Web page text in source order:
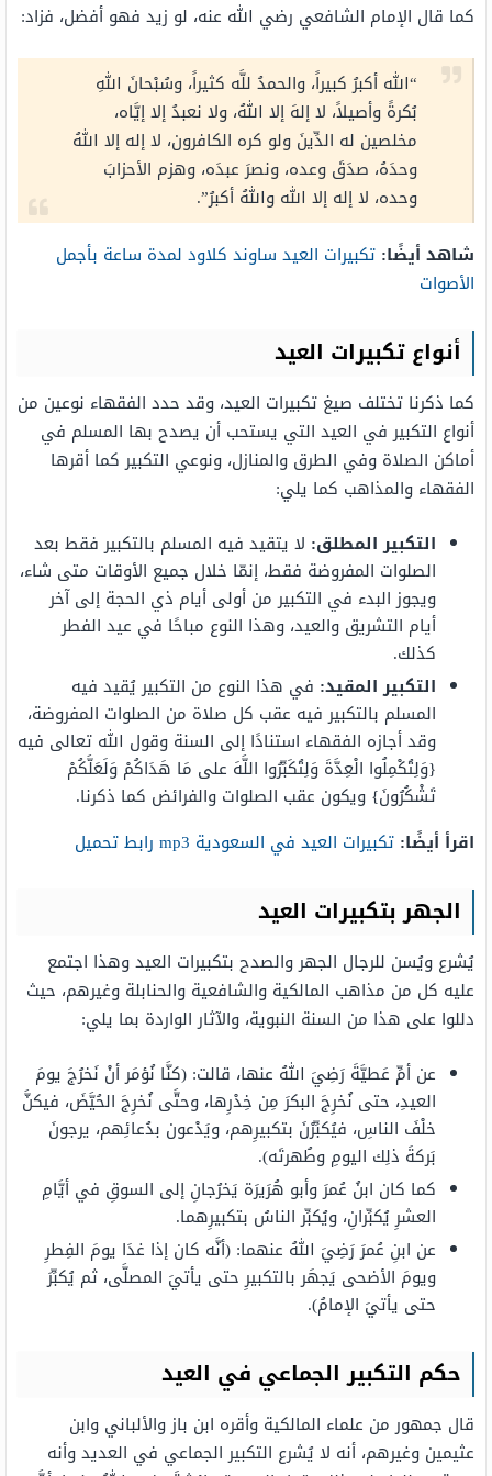
كما قال الإمام الشافعي رضي الله عنه، لو زيد فهو أفضل، فزاد:
“الله أكبرُ كبيراً، والحمدُ للَّه كثيراً، وسُبْحانَ اللهِ
بُكرةً وأصيلاً، لا إلهَ إلا اللهُ، ولا نعبدُ إلا إيَّاه،
مخلصين له الدِّينَ ولو كره الكافرون، لا إله إلا اللهُ
وحدَهُ، صدَقَ وعده، ونصرَ عبدَه، وهزم الأحزابَ
وحده، لا إله إلا الله واللهُ أكبرُ”.
شاهد أيضًا: تكبيرات العيد ساوند كلاود لمدة ساعة بأجمل
الأصوات
أنواع تكبيرات العيد
كما ذكرنا تختلف صيغ تكبيرات العيد، وقد حدد الفقهاء نوعين من
أنواع التكبير في العيد التي يستحب أن يصدح بها المسلم في
أماكن الصلاة وفي الطرق والمنازل، ونوعي التكبير كما أقرها
الفقهاء والمذاهب كما يلي:
التكبير المطلق: لا يتقيد فيه المسلم بالتكبير فقط بعد
الصلوات المفروضة فقط، إنمّا خلال جميع الأوقات متى شاء،
ويجوز البدء في التكبير من أولى أيام ذي الحجة إلى آخر
أيام التشريق والعيد، وهذا النوع مباحًا في عيد الفطر
كذلك.
التكبير المقيد: في هذا النوع من التكبير يُقيد فيه
المسلم بالتكبير فيه عقب كل صلاة من الصلوات المفروضة،
وقد أجازه الفقهاء استنادًا إلى السنة وقول الله تعالى فيه
{وَلِتُكْمِلُوا الْعِدَّةَ وَلِتُكَبِّرُوا اللَّهَ على مَا هَدَاكُمْ وَلَعَلَّكُمْ
تَشْكُرُونَ} ويكون عقب الصلوات والفرائض كما ذكرنا.
اقرأ أيضًا: تكبيرات العيد في السعودية mp3 رابط تحميل
الجهر بتكبيرات العيد
يُشرع ويُسن للرجال الجهر والصدح بتكبيرات العيد وهذا اجتمع
عليه كل من مذاهب المالكية والشافعية والحنابلة وغيرهم، حيث
دللوا على هذا من السنة النبوية، والآثار الواردة بما يلي:
عن أمِّ عَطيَّةَ رَضِيَ اللهُ عنها، قالت: (كنَّا نُؤمَر أنْ نَخرُجَ يومَ
العيدِ، حتى نُخرِجَ البكرَ مِن خِدْرِها، وحتَّى نُخرِجَ الحُيَّضَ، فيكنَّ
خلْفَ الناسِ، فيُكبِّرْنَ بتكبيرِهم، ويَدْعون بدُعائِهم، يرجونَ
بَركةَ ذلِك اليومِ وطُهرتَه).
كما كان ابنُ عُمرَ وأبو هُرَيرَة يَخرُجانِ إلى السوقِ في أيَّامِ
العشرِ يُكبِّرانِ، ويُكبِّر الناسُ بتكبيرِهما.
عن ابنِ عُمرَ رَضِيَ اللهُ عنهما: (أنَّه كان إذا غدَا يومَ الفِطرِ
ويومَ الأضحى يَجهَر بالتكبيرِ حتى يأتيَ المصلَّى، ثم يُكبِّرَ
حتى يأتيَ الإمامُ).
حكم التكبير الجماعي في العيد
قال جمهور من علماء المالكية وأقره ابن باز والألباني وابن
عثيمين وغيرهم، أنه لا يُشرع التكبير الجماعي في العديد وأنه